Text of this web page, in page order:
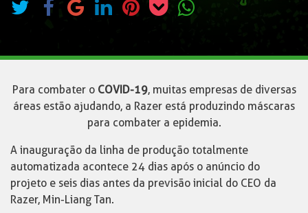
Para combater o COVID-19, muitas empresas de diversas
áreas estão ajudando, a Razer está produzindo máscaras
para combater a epidemia.
A inauguração da linha de produção totalmente
automatizada acontece 24 dias após o anúncio do
projeto e seis dias antes da previsão inicial do CEO da
Razer, Min-Liang Tan.